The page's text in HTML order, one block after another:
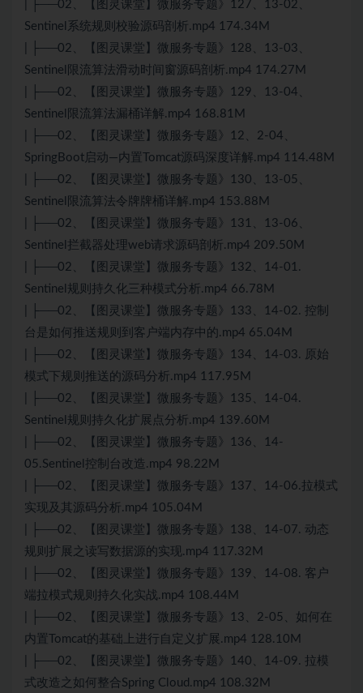
| ├──02、【图灵课堂】微服务专题》127、13-02、
Sentinel系统规则校验源码剖析.mp4 174.34M
| ├──02、【图灵课堂】微服务专题》128、13-03、
Sentinel限流算法滑动时间窗源码剖析.mp4 174.27M
| ├──02、【图灵课堂】微服务专题》129、13-04、
Sentinel限流算法漏桶详解.mp4 168.81M
| ├──02、【图灵课堂】微服务专题》12、2-04、
SpringBoot启动—内置Tomcat源码深度详解.mp4 114.48M
| ├──02、【图灵课堂】微服务专题》130、13-05、
Sentinel限流算法令牌牌桶详解.mp4 153.88M
| ├──02、【图灵课堂】微服务专题》131、13-06、
Sentinel拦截器处理web请求源码剖析.mp4 209.50M
| ├──02、【图灵课堂】微服务专题》132、14-01.
Sentinel规则持久化三种模式分析.mp4 66.78M
| ├──02、【图灵课堂】微服务专题》133、14-02. 控制
台是如何推送规则到客户端内存中的.mp4 65.04M
| ├──02、【图灵课堂】微服务专题》134、14-03. 原始
模式下规则推送的源码分析.mp4 117.95M
| ├──02、【图灵课堂】微服务专题》135、14-04.
Sentinel规则持久化扩展点分析.mp4 139.60M
| ├──02、【图灵课堂】微服务专题》136、14-
05.Sentinel控制台改造.mp4 98.22M
| ├──02、【图灵课堂】微服务专题》137、14-06.拉模式
实现及其源码分析.mp4 105.04M
| ├──02、【图灵课堂】微服务专题》138、14-07. 动态
规则扩展之读写数据源的实现.mp4 117.32M
| ├──02、【图灵课堂】微服务专题》139、14-08. 客户
端拉模式规则持久化实战.mp4 108.44M
| ├──02、【图灵课堂】微服务专题》13、2-05、如何在
内置Tomcat的基础上进行自定义扩展.mp4 128.10M
| ├──02、【图灵课堂】微服务专题》140、14-09. 拉模
式改造之如何整合Spring Cloud.mp4 108.32M